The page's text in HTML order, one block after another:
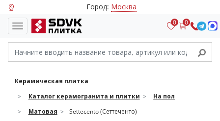
Город: Москва
0 0
Керамическая плитка
Каталог керамогранита и плитки
На пол
Матовая
Settecento (Сеттеченто)